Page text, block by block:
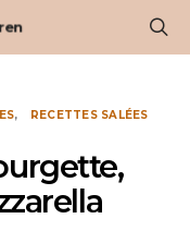
RECETTES SALÉES